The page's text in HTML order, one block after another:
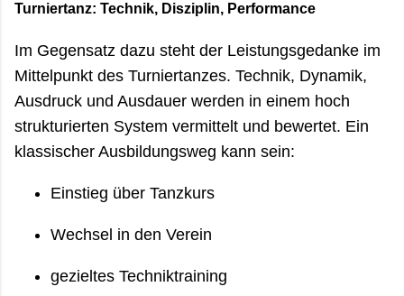
Turniertanz: Technik, Disziplin, Performance
Im Gegensatz dazu steht der Leistungsgedanke im
Mittelpunkt des Turniertanzes. Technik, Dynamik,
Ausdruck und Ausdauer werden in einem hoch
strukturierten System vermittelt und bewertet. Ein
klassischer Ausbildungsweg kann sein:
Einstieg über Tanzkurs
Wechsel in den Verein
gezieltes Techniktraining